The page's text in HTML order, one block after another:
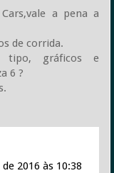
a pena a
de corrida.
tipo, gráficos e
6 ?
2016 às 10:38